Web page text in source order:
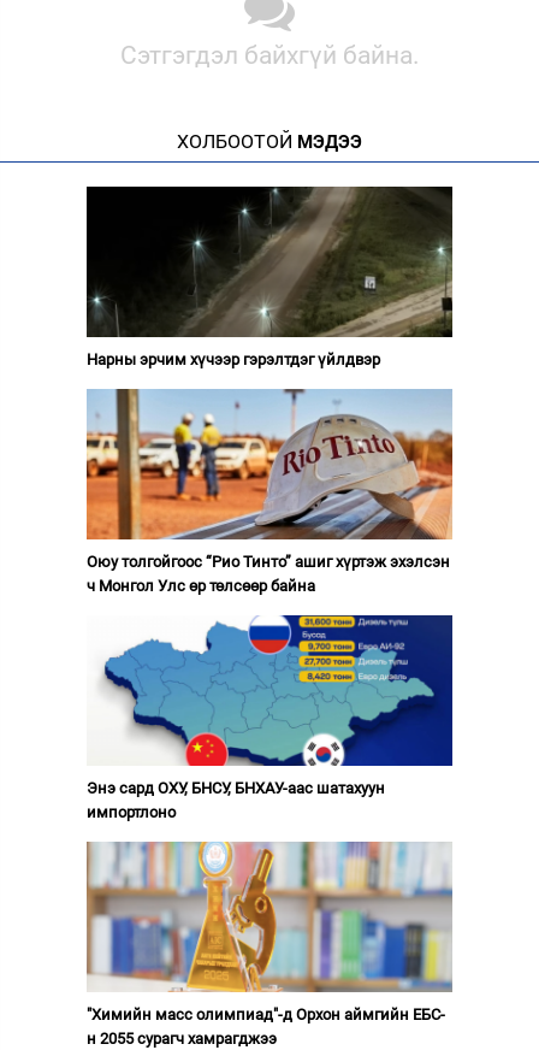
Сэтгэгдэл байхгүй байна.
ХОЛБООТОЙ МЭДЭЭ
Нарны эрчим хүчээр гэрэлтдэг үйлдвэр
Оюу толгойгоос “Рио Тинто” ашиг хүртэж эхэлсэн
ч Монгол Улс өр төлсөөр байна
Энэ сард ОХУ, БНСУ, БНХАУ-аас шатахуун
импортлоно
"Химийн масс олимпиад"-д Орхон аймгийн ЕБС-
н 2055 сурагч хамрагджээ